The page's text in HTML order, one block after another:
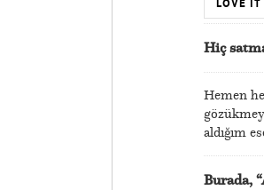
LOVE IT
Hiç
Hemen
aldığım
Burada,